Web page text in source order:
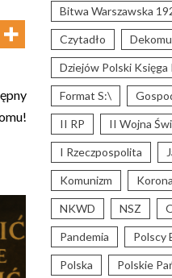
Bitwa Warszawska
Czytadło
Dziejów Polski Księga
Format S:\
II RP II Wojna
I Rzeczpospolita
Komunizm
NKWD NSZ
Pandemia Polscy
Polska Polskie